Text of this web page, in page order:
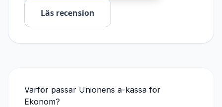
Läs recension
Varför passar Unionens a-kassa för
Ekonom?